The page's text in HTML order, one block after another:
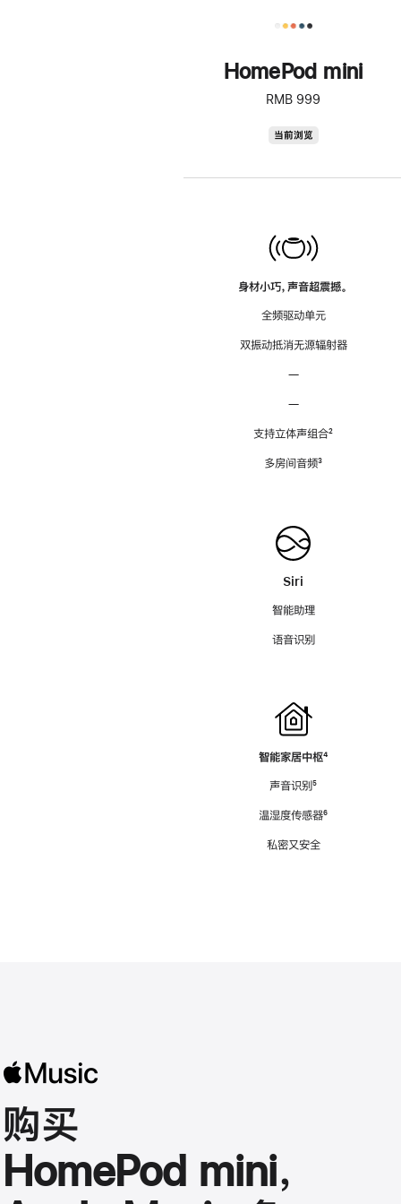
HomePod mini
RMB 999
当前浏览
身材小巧，声音超震撼。
全频驱动单元
双振动抵消无源辐射器
—
—
支持立体声组合脚
²
多房间音频脚
³
Siri
智能助理
语音识别
智能家居中枢脚
⁴
声音识别脚
⁵
温湿度传感器脚
⁶
私密又安全
购买
HomePod mini，